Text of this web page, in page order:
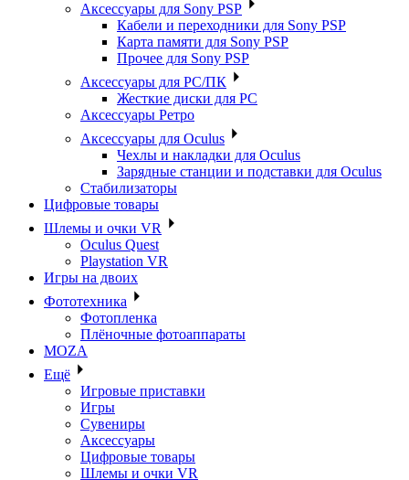
Аксессуары для Sony PSP
Кабели и переходники для Sony PSP
Карта памяти для Sony PSP
Прочее для Sony PSP
Аксессуары для PC/ПК
Жесткие диски для PC
Аксессуары Ретро
Аксессуары для Oculus
Чехлы и накладки для Oculus
Зарядные станции и подставки для Oculus
Стабилизаторы
Цифровые товары
Шлемы и очки VR
Oculus Quest
Playstation VR
Игры на двоих
Фототехника
Фотопленка
Плёночные фотоаппараты
MOZA
Ещё
Игровые приставки
Игры
Сувениры
Аксессуары
Цифровые товары
Шлемы и очки VR